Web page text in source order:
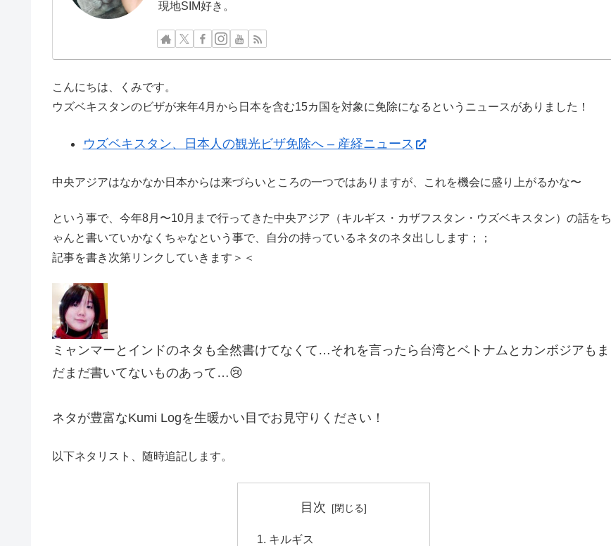
現地SIM好き。
こんにちは、くみです。
ウズベキスタンのビザが来年4月から日本を含む15カ国を対象に免除になるというニュースがありました！
ウズベキスタン、日本人の観光ビザ免除へ – 産経ニュース
中央アジアはなかなか日本からは来づらいところの一つではありますが、これを機会に盛り上がるかな〜
という事で、今年8月〜10月まで行ってきた中央アジア（キルギス・カザフスタン・ウズベキスタン）の話をち
ゃんと書いていかなくちゃなという事で、自分の持っているネタのネタ出しします；；
記事を書き次第リンクしていきます＞＜
ミャンマーとインドのネタも全然書けてなくて…それを言ったら台湾とベトナムとカンボジアもま
だまだ書いてないものあって…😢
ネタが豊富なKumi Logを生暖かい目でお見守りください！
以下ネタリスト、随時追記します。
目次
キルギス